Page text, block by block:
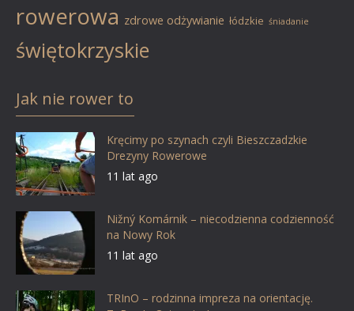
rowerowa zdrowe odżywianie łódzkie śniadanie
świętokrzyskie
Jak nie rower to
Kręcimy po szynach czyli Bieszczadzkie
Drezyny Rowerowe
11 lat ago
Nižný Komárnik – niecodzienna codzienność
na Nowy Rok
11 lat ago
TRInO – rodzinna impreza na orientację.